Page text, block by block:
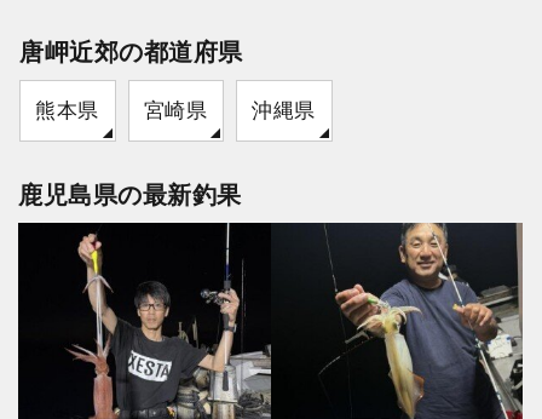
唐岬近郊の都道府県
熊本県 宮崎県 沖縄県
鹿児島県の最新釣果